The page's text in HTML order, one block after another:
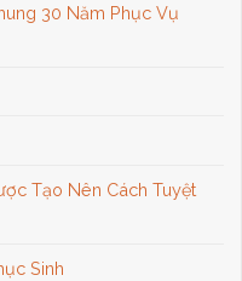
30 Năm Phục Vụ
Tạo Nên Cách Tuyệt
Sinh